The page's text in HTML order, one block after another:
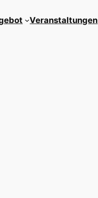
Veranstaltungen